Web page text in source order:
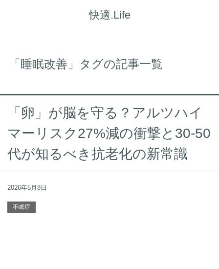
快適.Life
「睡眠改善」タグの記事一覧
「卵」が脳を守る？アルツハイ
マーリスク27%減の衝撃と30-50
代が知るべき抗老化の新常識
2026年5月8日
不眠症